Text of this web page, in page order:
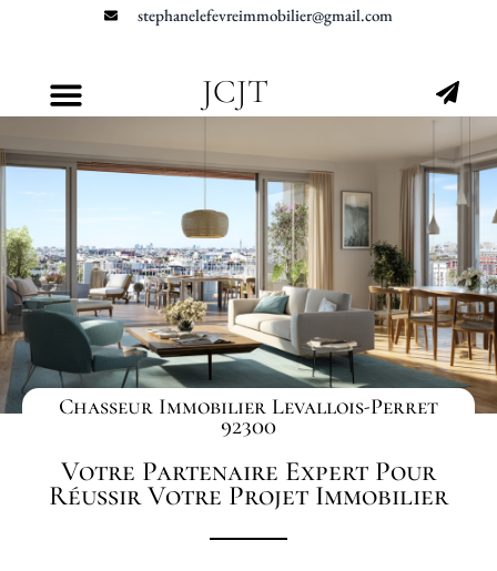
stephanelefevreimmobilier@gmail.com
JCJT
Chasseur Immobilier Levallois-Perret
92300
Votre Partenaire Expert Pour
Réussir Votre Projet Immobilier